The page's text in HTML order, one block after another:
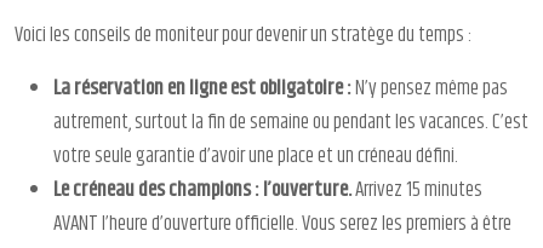
Voici les conseils de moniteur pour devenir un stratège du temps :
La réservation en ligne est obligatoire :N’y pensez même pas
autrement, surtout la fin de semaine ou pendant les vacances. C’est
votre seule garantie d’avoir une place et un créneau défini.
Le créneau des champions : l’ouverture.Arrivez 15 minutes
AVANT l’heure d’ouverture officielle. Vous serez les premiers à être